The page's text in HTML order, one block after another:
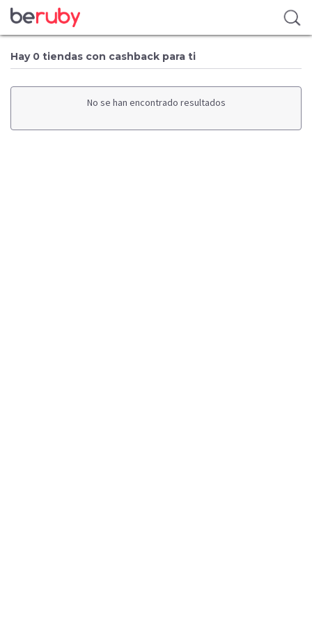
Hay 0 tiendas con cashback para ti
No se han encontrado resultados